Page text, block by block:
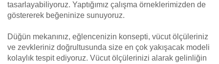
tasarlayabiliyoruz. Yaptığımız çalışma örneklerimizden de
göstererek beğeninize sunuyoruz.
Düğün mekanınız, eğlencenizin konsepti, vücut ölçüleriniz
ve zevkleriniz doğrultusunda size en çok yakışacak modeli
kolaylık tespit ediyoruz. Vücut ölçülerinizi alarak gelinliğin